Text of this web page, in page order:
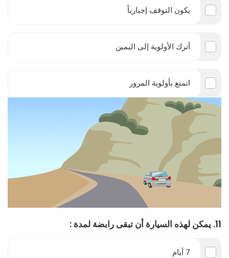
يكون التوقف إجبارياً
أترك الأولوية إلى اليمين
اتمتع بأولوية المرور
11. يمكن لهذه السيارة أن تبقى رابضة لمدة :
7 أيام